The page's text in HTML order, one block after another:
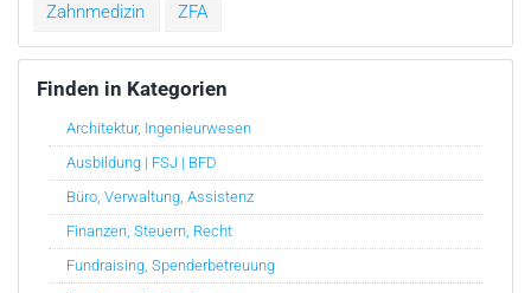
Zahnmedizin
ZFA
Finden in Kategorien
Architektur, Ingenieurwesen
Ausbildung | FSJ | BFD
Büro, Verwaltung, Assistenz
Finanzen, Steuern, Recht
Fundraising, Spenderbetreuung